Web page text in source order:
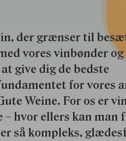
der grænser til
vores vinbønder og
give dig de bedste
for vores
Weine. For os er
– hvor ellers kan man
så kompleks,